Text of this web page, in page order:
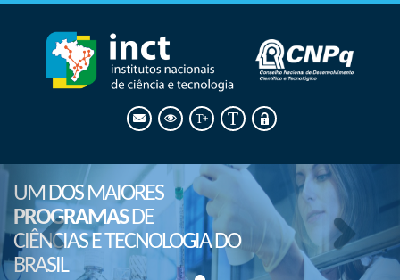
UM DOS MAIORES
PROGRAMASDE
CIÊNCIAS E TECNOLOGIA DO
BRASIL